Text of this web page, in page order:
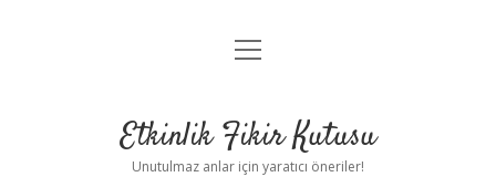
Anasayfa
Yasal Uyarı
menüyü
Etkinlik Fikir Kutusu
Unutulmaz anlar için yaratıcı öneriler!